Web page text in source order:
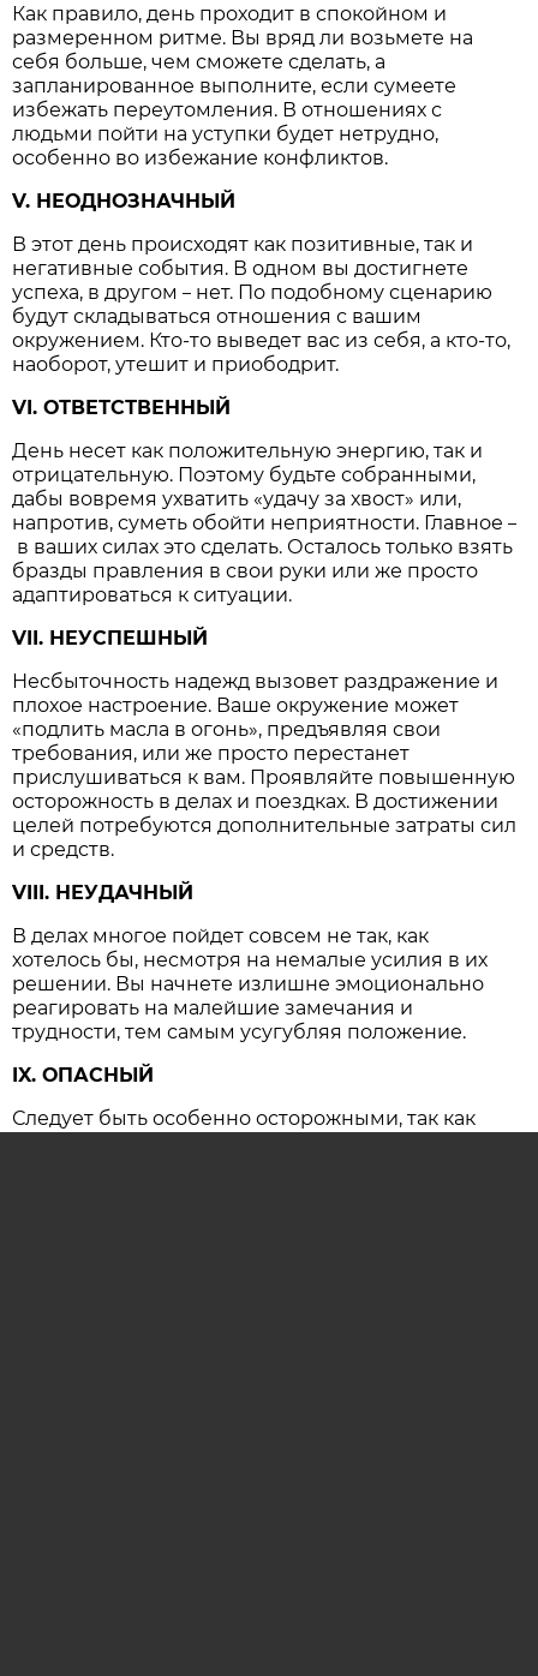
Как правило, день проходит в спокойном и
размеренном ритме. Вы вряд ли возьмете на
себя больше, чем сможете сделать, а
запланированное выполните, если сумеете
избежать переутомления. В отношениях с
людьми пойти на уступки будет нетрудно,
особенно во избежание конфликтов.
V. НЕОДНОЗНАЧНЫЙ
В этот день происходят как позитивные, так и
негативные события. В одном вы достигнете
успеха, в другом– нет. По подобному сценарию
будут складываться отношения с вашим
окружением. Кто-то выведет вас из себя, а кто-то,
наоборот, утешит и приободрит.
VI. ОТВЕТСТВЕННЫЙ
День несет как положительную энергию, так и
отрицательную. Поэтому будьте собранными,
дабы вовремя ухватить «удачу за хвост» или,
напротив, суметь обойти неприятности. Главное–
в ваших силах это сделать. Осталось только взять
бразды правления в свои руки или же просто
адаптироваться к ситуации.
VII. НЕУСПЕШНЫЙ
Несбыточность надежд вызовет раздражение и
плохое настроение. Ваше окружение может
«подлить масла в огонь», предъявляя свои
требования, или же просто перестанет
прислушиваться к вам. Проявляйте повышенную
осторожность в делах и поездках. В достижении
целей потребуются дополнительные затраты сил
и средств.
VIII. НЕУДАЧНЫЙ
В делах многое пойдет совсем не так, как
хотелось бы, несмотря на немалые усилия в их
решении. Вы начнете излишне эмоционально
реагировать на малейшие замечания и
трудности, тем самым усугубляя положение.
IX. ОПАСНЫЙ
Следует быть особенно осторожными, так как